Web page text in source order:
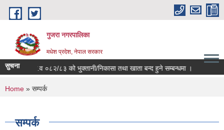
Skip to main content
गुजरा नगरपालिका
मधेश प्रदेश, नेपाल सरकार
सुचना आ.व ०८२/८३ को भु्क्तानी/निकासा तथा खाता बन्द हुने सम्बन्धमा ।
You are here
Home » सम्पर्क
सम्पर्क